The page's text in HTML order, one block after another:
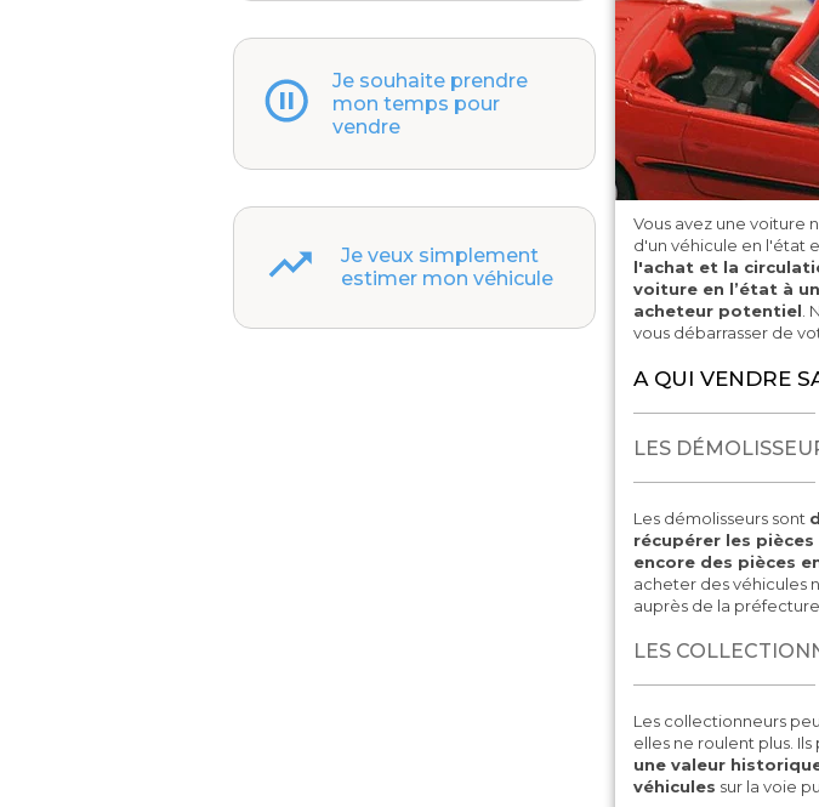
Je souhaite prendre
mon temps pour
vendre
Je veux simplement
estimer mon véhicule
Vous avez une voiture
d'un véhicule en l'état
l'achat et la
voiture en l’état à
acheteur potentiel .
vous débarrasser de
A QUI VENDRE
LES
Les démolisseurs sont
récupérer les
encore des pièces
acheter des véhicules
auprès de la préfecture.
LES
Les collectionneurs
elles ne roulent plus.
une valeur
véhicules sur la voie